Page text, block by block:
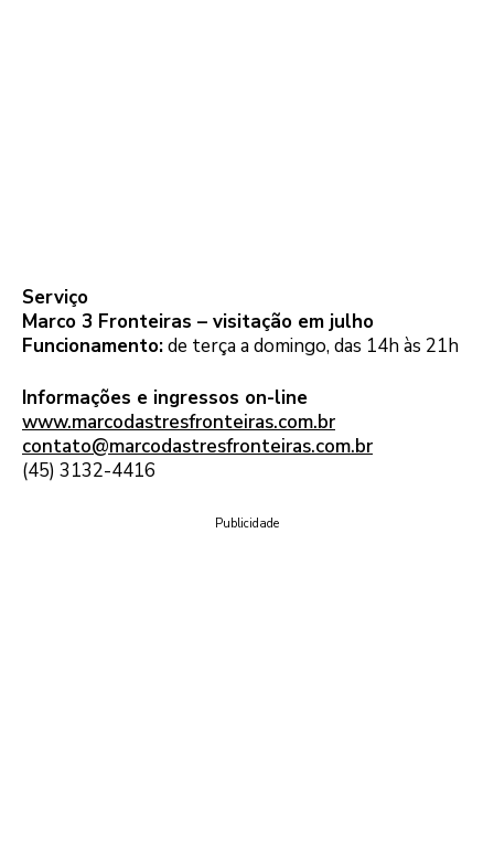
Serviço
Marco 3 Fronteiras – visitação em julho
Funcionamento:de terça a domingo, das 14h às 21h
Informações e ingressos on-line
www.marcodastresfronteiras.com.br
contato@marcodastresfronteiras.com.br
(45) 3132-4416
Publicidade